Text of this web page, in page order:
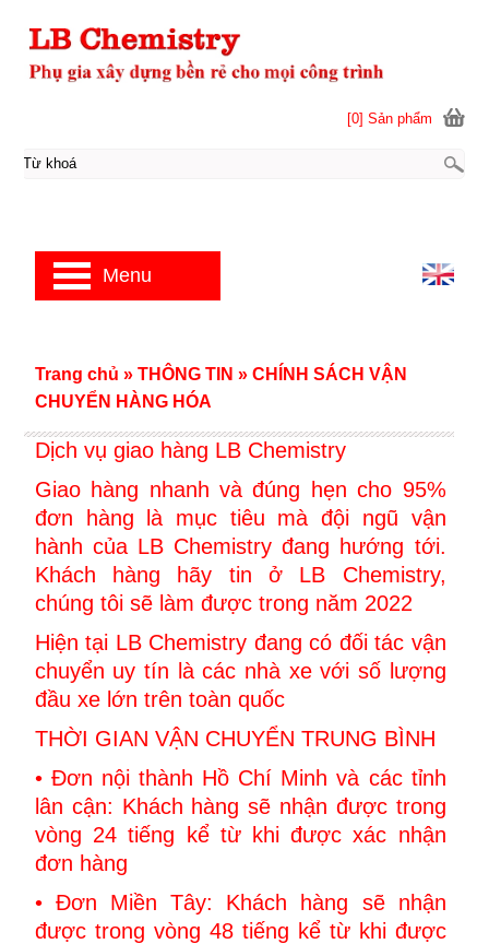
Dịch vụ giao hàng LB Chemistry
Giao hàng nhanh và đúng hẹn cho 95%
đơn hàng là mục tiêu mà đội ngũ vận
hành của LB Chemistry đang hướng tới.
Khách hàng hãy tin ở LB Chemistry,
chúng tôi sẽ làm được trong năm 2022
Hiện tại LB Chemistry đang có đối tác vận
chuyển uy tín là các nhà xe với số lượng
đầu xe lớn trên toàn quốc
THỜI GIAN VẬN CHUYỂN TRUNG BÌNH
• Đơn nội thành Hồ Chí Minh và các tỉnh
lân cận: Khách hàng sẽ nhận được trong
vòng 24 tiếng kể từ khi được xác nhận
đơn hàng
• Đơn Miền Tây: Khách hàng sẽ nhận
được trong vòng 48 tiếng kể từ khi được
Trang chủ » THÔNG TIN » CHÍNH SÁCH VẬN
CHUYỂN HÀNG HÓA
[0] Sản phẩm
Menu